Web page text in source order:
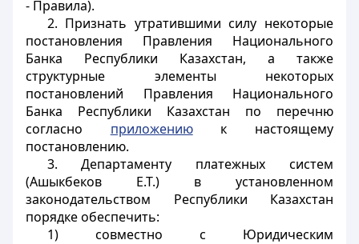
- Правила).
2. Признать утратившими силу некоторые
постановления Правления Национального
Банка Республики Казахстан, а также
структурные элементы некоторых
постановлений Правления Национального
Банка Республики Казахстан по перечню
согласно приложениюк настоящему
постановлению.
3. Департаменту платежных систем
(Ашыкбеков Е.Т.) в установленном
законодательством Республики Казахстан
порядке обеспечить:
1) совместно с Юридическим